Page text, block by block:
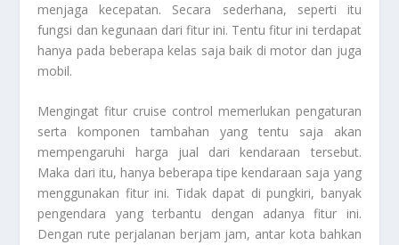
menjaga kecepatan. Secara sederhana, seperti itu
fungsi dan kegunaan dari fitur ini. Tentu fitur ini terdapat
hanya pada beberapa kelas saja baik di motor dan juga
mobil.
Mengingat fitur cruise control memerlukan pengaturan
serta komponen tambahan yang tentu saja akan
mempengaruhi harga jual dari kendaraan tersebut.
Maka dari itu, hanya beberapa tipe kendaraan saja yang
menggunakan fitur ini. Tidak dapat di pungkiri, banyak
pengendara yang terbantu dengan adanya fitur ini.
Dengan rute perjalanan berjam jam, antar kota bahkan